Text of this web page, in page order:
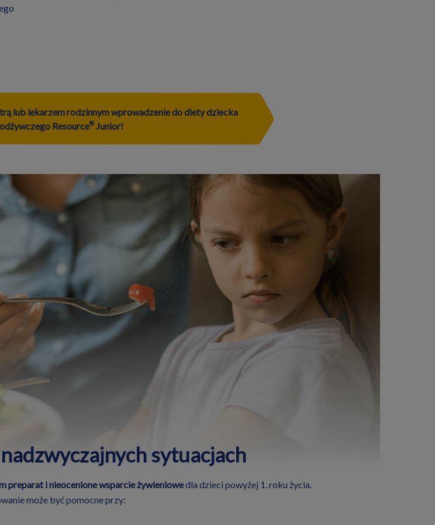
lub lekarzem rodzinnym wprowadzenie do diety dziecka
Resource®Junior!
sytuacjach
preparat i nieocenione wsparcie żywieniowedla dzieci powyżej 1. roku życia.
może być pomocne przy: